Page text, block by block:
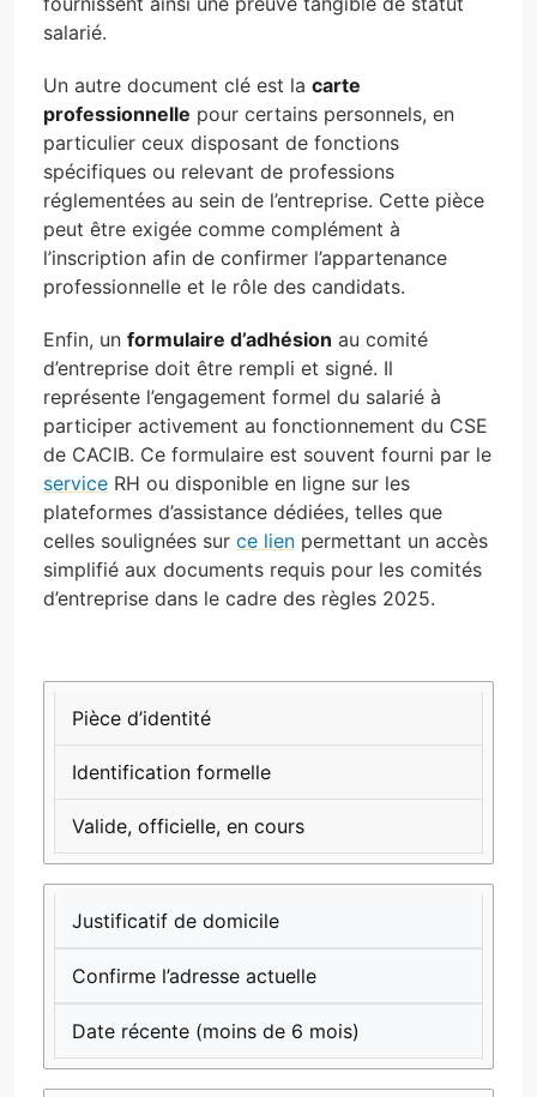
salarié.
Un autre document clé est la carte
professionnelle pour certains personnels, en
particulier ceux disposant de fonctions
spécifiques ou relevant de professions
réglementées au sein de l’entreprise. Cette pièce
peut être exigée comme complément à
l’inscription afin de confirmer l’appartenance
professionnelle et le rôle des candidats.
Enfin, un formulaire d’adhésion au comité
d’entreprise doit être rempli et signé. Il
représente l’engagement formel du salarié à
participer activement au fonctionnement du CSE
de CACIB. Ce formulaire est souvent fourni par le
service RH ou disponible en ligne sur les
plateformes d’assistance dédiées, telles que
celles soulignées sur ce lien permettant un accès
simplifié aux documents requis pour les comités
d’entreprise dans le cadre des règles 2025.
DOCUMENT
RÔLE
CRITÈRES
DE
VALIDITÉ
Pièce d’identité
Identification formelle
Valide, officielle, en cours
Justificatif de domicile
Confirme l’adresse actuelle
Date récente (moins de 6 mois)